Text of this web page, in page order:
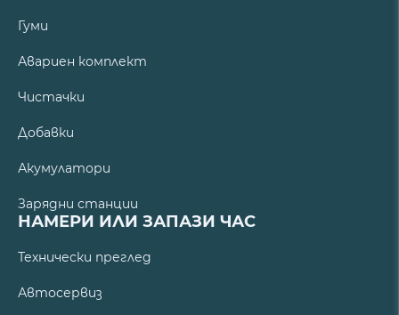
Гуми
Авариен комплект
Чистачки
Добавки
Акумулатори
Зарядни станции
НАМЕРИ ИЛИ ЗАПАЗИ ЧАС
Технически преглед
Автосервиз